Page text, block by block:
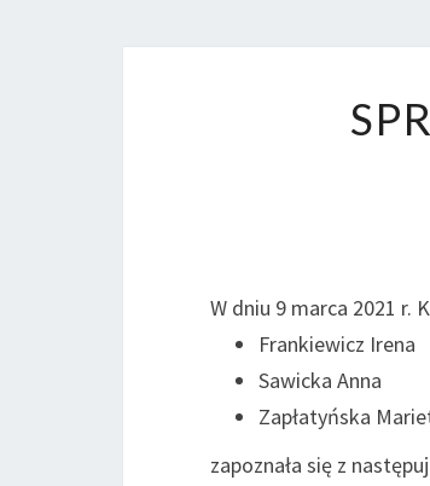
W dniu 9 marca 2021 r.
Frankiewicz Irena
Sawicka Anna
Zapłatyńska
zapoznała się z